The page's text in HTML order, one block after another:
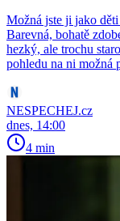
Možná jste ji jako
Barevná, bohatě
hezký, ale trochu
pohledu na ni možná
NESPECHEJ.cz
dnes, 14:00
4 min